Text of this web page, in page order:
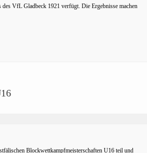
VfL Gladbeck 1921 verfügt. Die Ergebnisse machen
Blockwettkampfmeisterschaften U16 teil und